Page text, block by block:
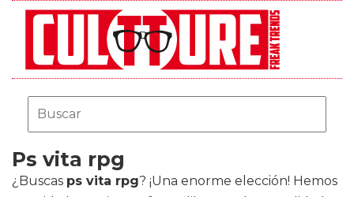
Ps vita rpg
¿Buscas ps vita rpg? ¡Una enorme elección! Hemos